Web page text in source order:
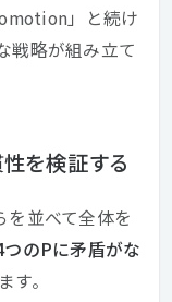
」と続け
戦略が組み立て
を検証する
を並べて全体を
つのPに矛盾がな
す。